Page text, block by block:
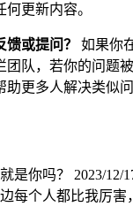
更新内容。
或提问？
如果你
团队，若你的问题
助更多人解决类似问
是你吗？ 2023/12/
边每个人都比我厉